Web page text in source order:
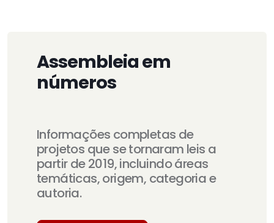
Assembleia em
números
Informações completas de
projetos que se tornaram leis a
partir de 2019, incluindo áreas
temáticas, origem, categoria e
autoria.